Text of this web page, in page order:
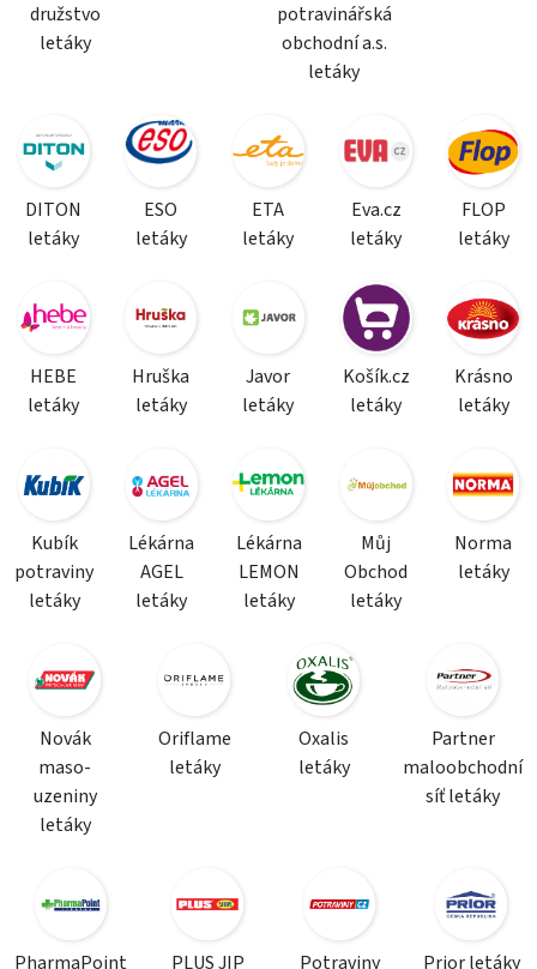
družstvo
letáky
potravinářská
obchodní a.s.
letáky
DITON
letáky
ESO
letáky
ETA
letáky
Eva.cz
letáky
FLOP
letáky
HEBE
letáky
Hruška
letáky
Javor
letáky
Košík.cz
letáky
Krásno
letáky
Kubík
potraviny
letáky
Lékárna
AGEL
letáky
Lékárna
LEMON
letáky
Můj
Obchod
letáky
Norma
letáky
Novák
maso-
uzeniny
letáky
Oriflame
letáky
Oxalis
letáky
Partner
maloobchodní
síť letáky
PharmaPoint
PLUS JIP
Potraviny
Prior letáky